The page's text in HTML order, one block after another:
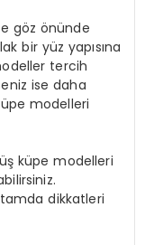
göz önünde
bir yüz yapısına
tercih
ise daha
modelleri
küpe modelleri
dikkatleri